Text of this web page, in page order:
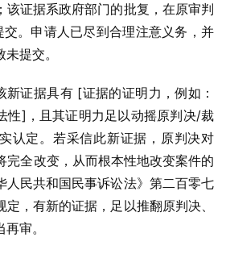
该证据系政府部门的批复，在原审判
。申请人已尽到合理注意义务，并
提交。
新证据具有 [证据的证明力，例如：
性]，且其证明力足以动摇原判决/裁
认定。若采信此新证据，原判决对
完全改变，从而根本性地改变案件的
人民共和国民事诉讼法》第二百零七
，有新的证据，足以推翻原判决、
审。